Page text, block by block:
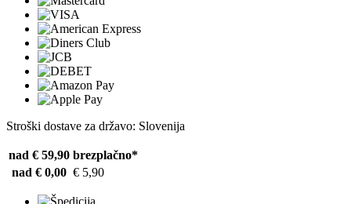
Stroški dostave za državo: Slovenija
nad € 59,90 brezplačno*
nad € 0,00 € 5,90